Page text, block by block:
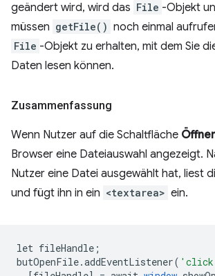
geändert wird, wird das File -Objekt
müssen getFile() noch einmal
File -Objekt zu erhalten, mit dem Sie
Daten lesen können.
Zusammenfassung
Wenn Nutzer auf die Schaltfläche
Browser eine Dateiauswahl angezeigt.
Nutzer eine Datei ausgewählt hat, liest
und fügt ihn in ein <textarea> ein.
let fileHandle ;
butOpenFile.addEventListener(